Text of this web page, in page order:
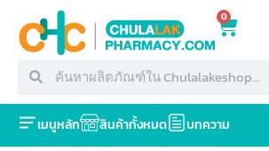
0
เมนูหลัก สินค้าทั้งหมด บทความ